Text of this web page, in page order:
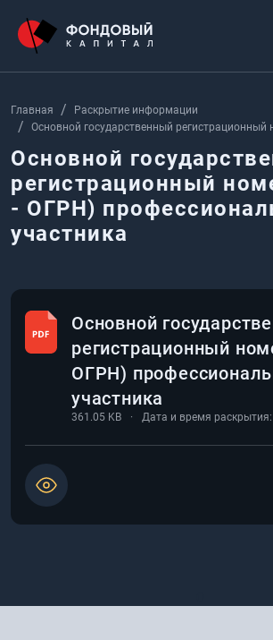
Главная
Раскрытие информации
Основной государственный регистрационный
Основной
регистрационный
- ОГРН)
участника
Основной
регистрационный
ОГРН)
участника
361.05 KB Дата и время раскрытия: